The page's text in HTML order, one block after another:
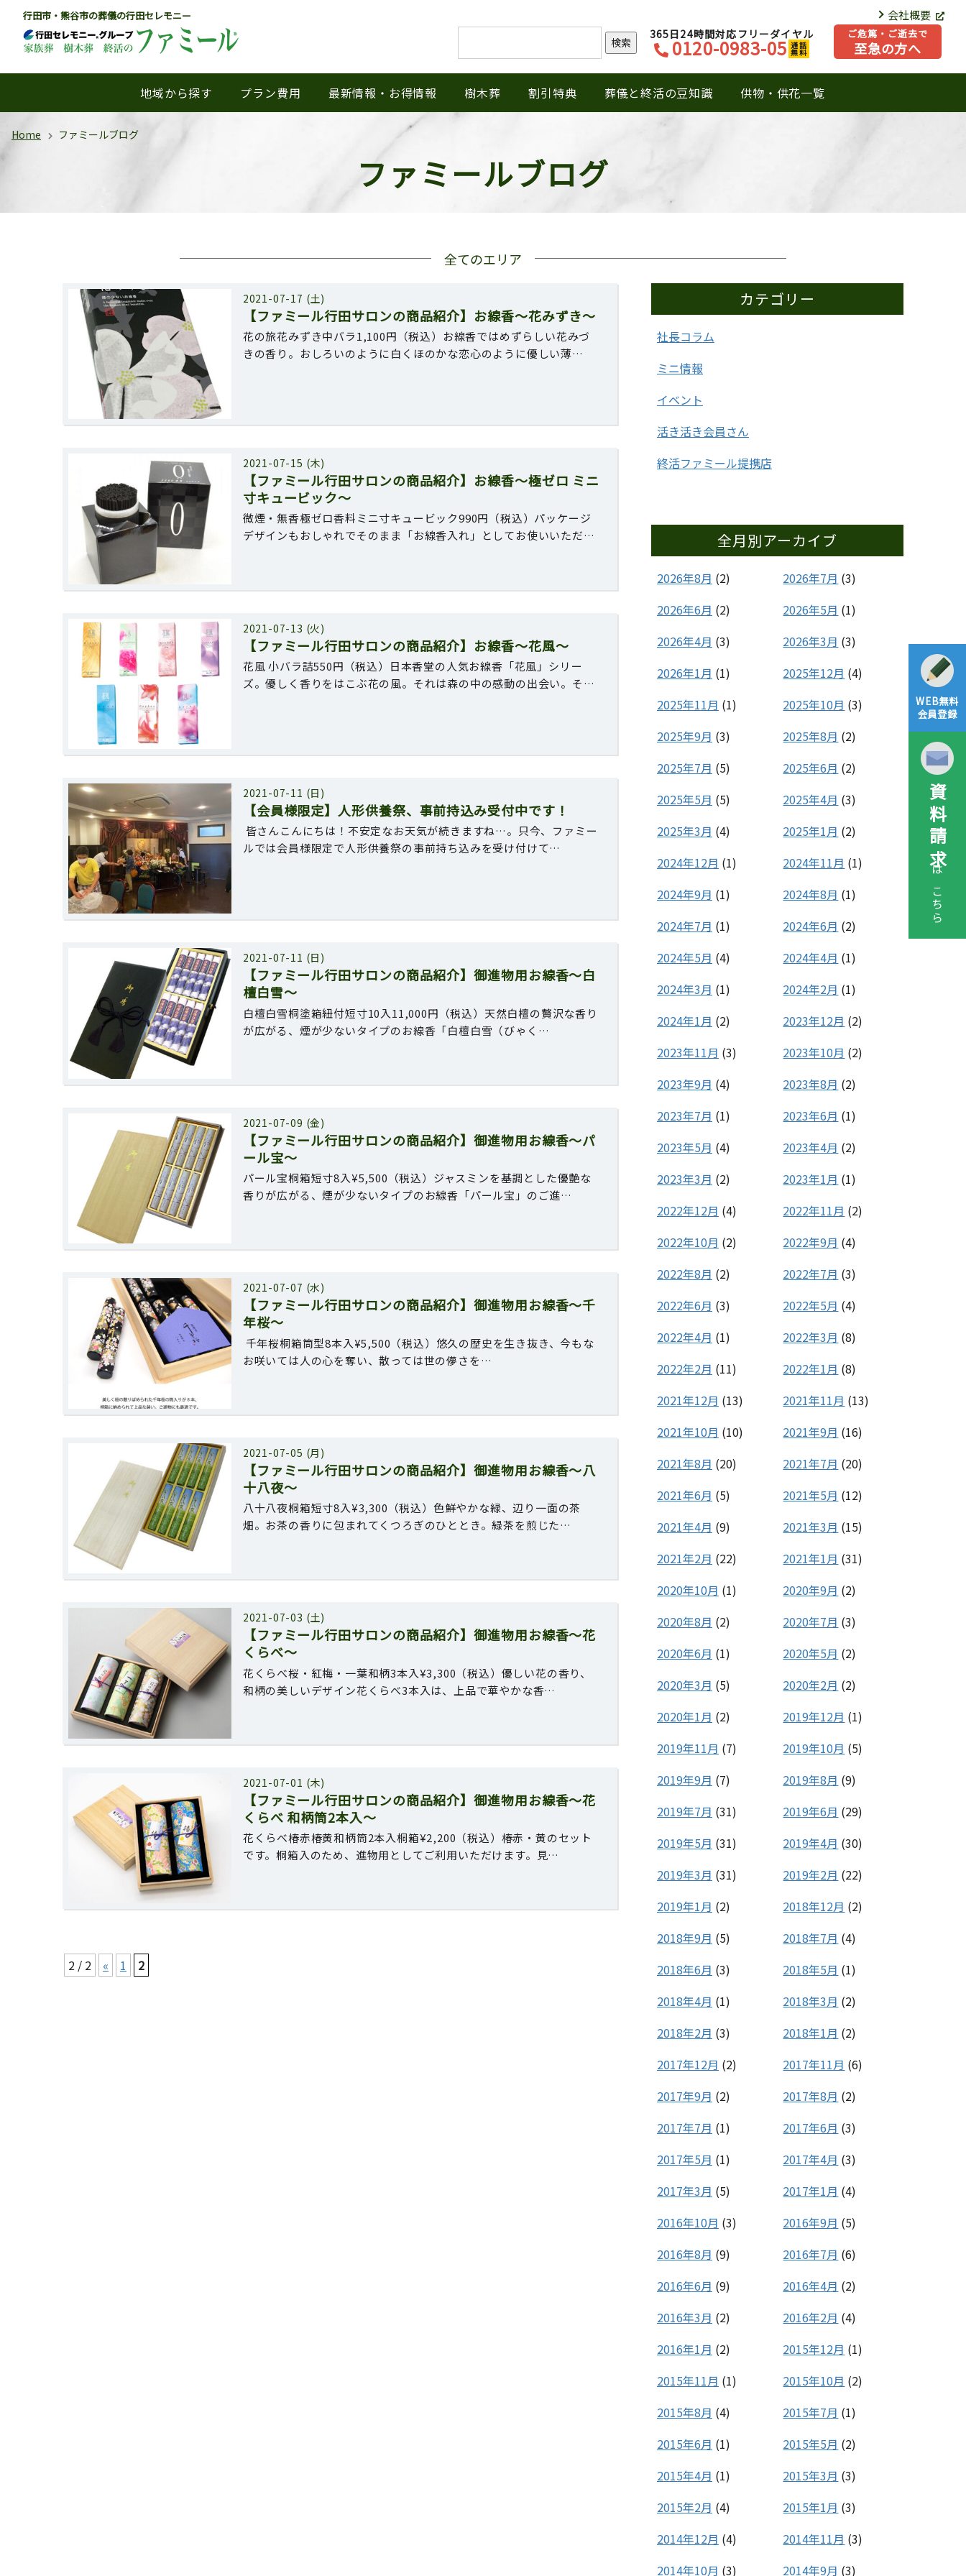
行田市・熊谷市の葬儀の行田セレモニー
地域から探す プラン費用 最新情報・お得情報 樹木葬 割引特典 葬儀と終活の豆知識 供物・供花一覧
会社概要
検索
365日24時間対応フリーダイヤル
0120-0983-05 通話
無料
ご危篤・ご逝去で
至急の方へ
WEB無料
会員登録
資料請求
はこちら
Home ファミールブログ
ファミールブログ
全てのエリア
2021-07-17 (土)
【ファミール行田サロンの商品紹介】お線香〜花みずき〜
花の旅花みずき中バラ1,100円（税込）お線香ではめずらしい花みづ
きの香り。おしろいのように白くほのかな恋心のように優しい薄…
2021-07-15 (木)
【ファミール行田サロンの商品紹介】お線香〜極ゼロ ミニ
寸キュービック〜
微煙・無香極ゼロ香料ミニ寸キュービック990円（税込）パッケージ
デザインもおしゃれでそのまま「お線香入れ」としてお使いいただ…
2021-07-13 (火)
【ファミール行田サロンの商品紹介】お線香〜花風〜
花風 小バラ詰550円（税込）日本香堂の人気お線香「花風」シリー
ズ。優しく香りをはこぶ花の風。それは森の中の感動の出会い。そ…
2021-07-11 (日)
【会員様限定】人形供養祭、事前持込み受付中です！
皆さんこんにちは！不安定なお天気が続きますね…。只今、ファミー
ルでは会員様限定で人形供養祭の事前持ち込みを受け付けて…
2021-07-11 (日)
【ファミール行田サロンの商品紹介】御進物用お線香〜白
檀白雪〜
白檀白雪桐塗箱紐付短寸10入11,000円（税込）天然白檀の贅沢な香り
が広がる、煙が少ないタイプのお線香「白檀白雪（びゃく…
2021-07-09 (金)
【ファミール行田サロンの商品紹介】御進物用お線香〜パ
ール宝〜
パール宝桐箱短寸8入¥5,500（税込）ジャスミンを基調とした優艶な
香りが広がる、煙が少ないタイプのお線香「パール宝」のご進…
2021-07-07 (水)
【ファミール行田サロンの商品紹介】御進物用お線香〜千
年桜〜
千年桜桐箱筒型8本入¥5,500（税込）悠久の歴史を生き抜き、今もな
お咲いては人の心を奪い、散っては世の儚さを…
2021-07-05 (月)
【ファミール行田サロンの商品紹介】御進物用お線香〜八
十八夜〜
八十八夜桐箱短寸8入¥3,300（税込）色鮮やかな緑、辺り一面の茶
畑。お茶の香りに包まれてくつろぎのひととき。緑茶を煎じた…
2021-07-03 (土)
【ファミール行田サロンの商品紹介】御進物用お線香〜花
くらべ〜
花くらべ桜・紅梅・一葉和柄3本入¥3,300（税込）優しい花の香り、
和柄の美しいデザイン花くらべ3本入は、上品で華やかな香…
2021-07-01 (木)
【ファミール行田サロンの商品紹介】御進物用お線香〜花
くらべ 和柄筒2本入〜
花くらべ椿赤椿黄和柄筒2本入桐箱¥2,200（税込）椿赤・黄のセット
です。桐箱入のため、進物用としてご利用いただけます。見…
2 / 2 « 1 2
カテゴリー
社長コラム
ミニ情報
イベント
活き活き会員さん
終活ファミール提携店
全月別アーカイブ
2026年8月 (2) 2026年7月 (3)
2026年6月 (2) 2026年5月 (1)
2026年4月 (3) 2026年3月 (3)
2026年1月 (1) 2025年12月 (4)
2025年11月 (1) 2025年10月 (3)
2025年9月 (3) 2025年8月 (2)
2025年7月 (5) 2025年6月 (2)
2025年5月 (5) 2025年4月 (3)
2025年3月 (4) 2025年1月 (2)
2024年12月 (1) 2024年11月 (1)
2024年9月 (1) 2024年8月 (1)
2024年7月 (1) 2024年6月 (2)
2024年5月 (4) 2024年4月 (1)
2024年3月 (1) 2024年2月 (1)
2024年1月 (2) 2023年12月 (2)
2023年11月 (3) 2023年10月 (2)
2023年9月 (4) 2023年8月 (2)
2023年7月 (1) 2023年6月 (1)
2023年5月 (4) 2023年4月 (2)
2023年3月 (2) 2023年1月 (1)
2022年12月 (4) 2022年11月 (2)
2022年10月 (2) 2022年9月 (4)
2022年8月 (2) 2022年7月 (3)
2022年6月 (3) 2022年5月 (4)
2022年4月 (1) 2022年3月 (8)
2022年2月 (11) 2022年1月 (8)
2021年12月 (13) 2021年11月 (13)
2021年10月 (10) 2021年9月 (16)
2021年8月 (20) 2021年7月 (20)
2021年6月 (5) 2021年5月 (12)
2021年4月 (9) 2021年3月 (15)
2021年2月 (22) 2021年1月 (31)
2020年10月 (1) 2020年9月 (2)
2020年8月 (2) 2020年7月 (3)
2020年6月 (1) 2020年5月 (2)
2020年3月 (5) 2020年2月 (2)
2020年1月 (2) 2019年12月 (1)
2019年11月 (7) 2019年10月 (5)
2019年9月 (7) 2019年8月 (9)
2019年7月 (31) 2019年6月 (29)
2019年5月 (31) 2019年4月 (30)
2019年3月 (31) 2019年2月 (22)
2019年1月 (2) 2018年12月 (2)
2018年9月 (5) 2018年7月 (4)
2018年6月 (3) 2018年5月 (1)
2018年4月 (1) 2018年3月 (2)
2018年2月 (3) 2018年1月 (2)
2017年12月 (2) 2017年11月 (6)
2017年9月 (2) 2017年8月 (2)
2017年7月 (1) 2017年6月 (3)
2017年5月 (1) 2017年4月 (3)
2017年3月 (5) 2017年1月 (4)
2016年10月 (3) 2016年9月 (5)
2016年8月 (9) 2016年7月 (6)
2016年6月 (9) 2016年4月 (2)
2016年3月 (2) 2016年2月 (4)
2016年1月 (2) 2015年12月 (1)
2015年11月 (1) 2015年10月 (2)
2015年8月 (4) 2015年7月 (1)
2015年6月 (1) 2015年5月 (2)
2015年4月 (1) 2015年3月 (3)
2015年2月 (4) 2015年1月 (3)
2014年12月 (4) 2014年11月 (3)
2014年10月 (3) 2014年9月 (3)